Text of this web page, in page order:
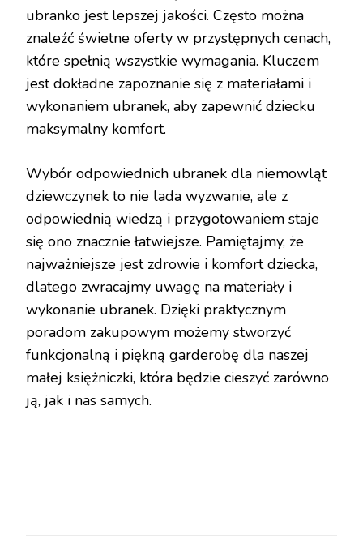
ubranko jest lepszej jakości. Często można
znaleźć świetne oferty w przystępnych cenach,
które spełnią wszystkie wymagania. Kluczem
jest dokładne zapoznanie się z materiałami i
wykonaniem ubranek, aby zapewnić dziecku
maksymalny komfort.
Wybór odpowiednich ubranek dla niemowląt
dziewczynek to nie lada wyzwanie, ale z
odpowiednią wiedzą i przygotowaniem staje
się ono znacznie łatwiejsze. Pamiętajmy, że
najważniejsze jest zdrowie i komfort dziecka,
dlatego zwracajmy uwagę na materiały i
wykonanie ubranek. Dzięki praktycznym
poradom zakupowym możemy stworzyć
funkcjonalną i piękną garderobę dla naszej
małej księżniczki, która będzie cieszyć zarówno
ją, jak i nas samych.